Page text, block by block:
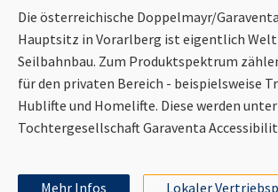
Die österreichische Doppelmayr/
Hauptsitz in Vorarlberg ist eigentlich
Seilbahnbau. Zum Produktspektrum
für den privaten Bereich - beispielsweise
Hublifte und Homelifte. Diese werden
Tochtergesellschaft Garaventa
Mehr Infos Lokaler